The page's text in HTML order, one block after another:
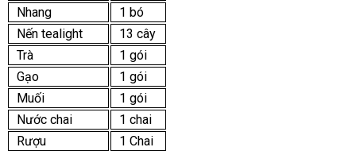
Nhang
1 bó
Nến tealight
13 cây
Trà
1 gói
Gạo
1 gói
Muối
1 gói
Nước chai
1 chai
Rượu
1 Chai